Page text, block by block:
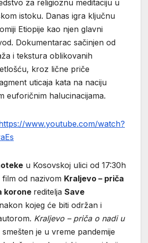
za religioznu meditaciju u
istoku. Danas igra ključnu
Etiopije kao njen glavni
Dokumentarac sačinjen od
i tekstura oblikovanih
kroz lične priče
uticaja kata na naciju
euforičnim halucinacijama.
www.youtube.com/watch?
u Kosovskoj ulici od 17:30h
od nazivom Kraljevo – priča
korone reditelja Save
nakon kojeg će biti održan i
Kraljevo – priča o nadi u
smešten je u vreme pandemije